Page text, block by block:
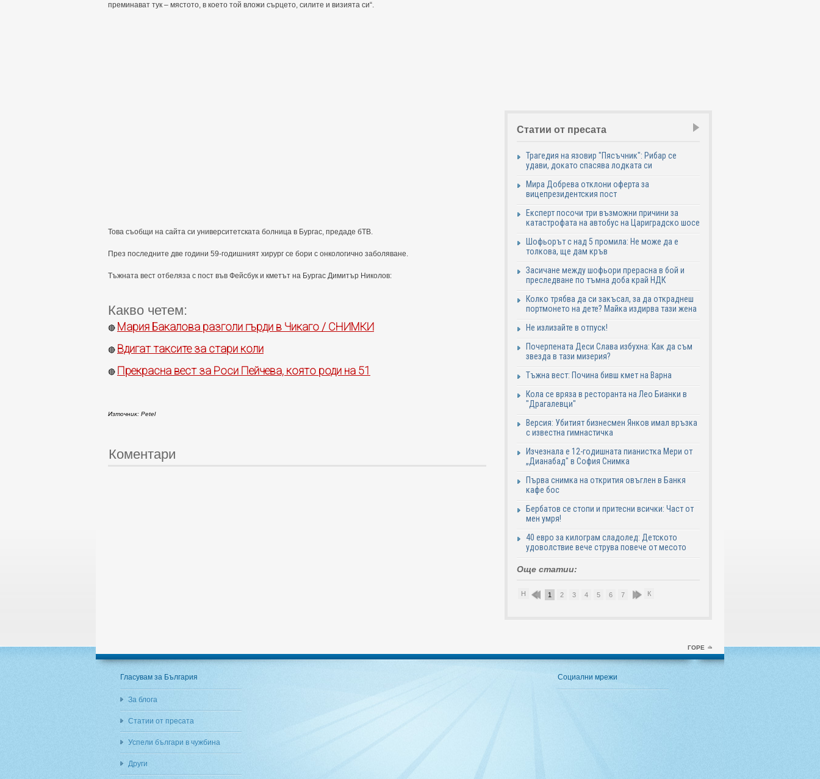
преминават тук – мястото, в което той вложи сърцето, силите и визията си“.
Това съобщи на сайта си университетската болница в Бургас, предаде бТВ.
През последните две години 59-годишният хирург се бори с онкологично заболяване.
Тъжната вест отбеляза с пост във Фейсбук и кметът на Бургас Димитър Николов:
Какво четем:
🔴 Мария Бакалова разголи гърди в Чикаго / СНИМКИ
🔴 Вдигат таксите за стари коли
🔴 Прекрасна вест за Роси Пейчева, която роди на 51
Източник: Petel
Коментари
Статии от пресата
Трагедия на язовир "Пясъчник": Рибар се
удави, докато спасява лодката си
Мира Добрева отклони оферта за
вицепрезидентския пост
Експерт посочи три възможни причини за
катастрофата на автобус на Цариградско шосе
Шофьорът с над 5 промила: Не може да е
толкова, ще дам кръв
Засичане между шофьори прерасна в бой и
преследване по тъмна доба край НДК
Колко трябва да си закъсал, за да откраднеш
портмонето на дете? Майка издирва тази жена
Не излизайте в отпуск!
Почерпената Деси Слава избухна: Как да съм
звезда в тази мизерия?
Тъжна вест: Почина бивш кмет на Варна
Кола се вряза в ресторанта на Лео Бианки в
"Драгалевци"
Версия: Убитият бизнесмен Янков имал връзка
с известна гимнастичка
Изчезнала е 12-годишната пианистка Мери от
„Дианабад" в София Снимка
Първа снимка на открития овъглен в Банкя
кафе бос
Бербатов се стопи и притесни всички: Част от
мен умря!
40 евро за килограм сладолед: Детското
удоволствие вече струва повече от месото
Още статии:
Н 1 2 3 4 5 6 7 8 9К
ГОРЕ
Гласувам за България
За блога
Статии от пресата
Успели българи в чужбина
Други
Социални мрежи